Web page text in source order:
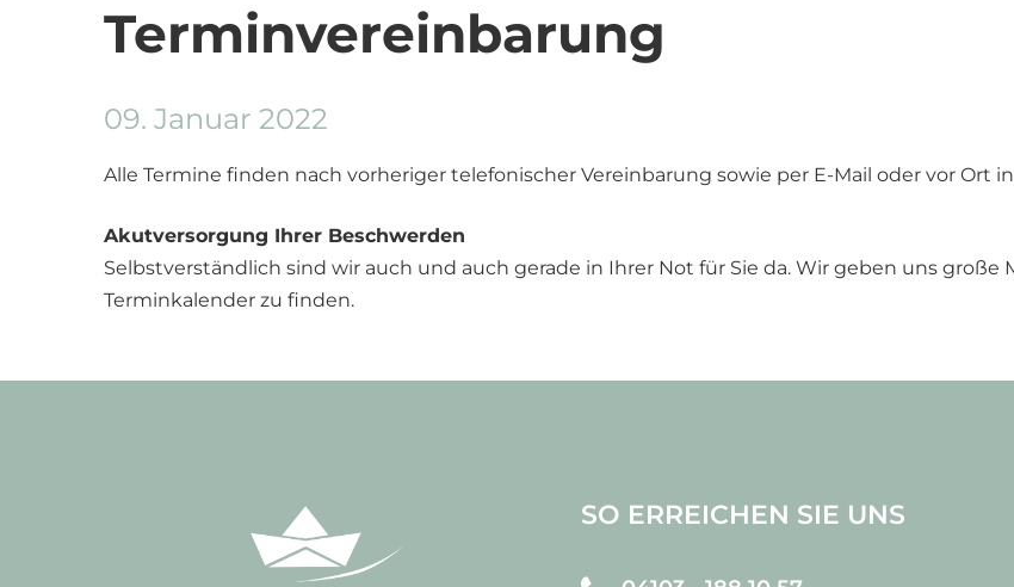
Terminvereinbarung
09. Januar 2022
Alle Termine finden nach vorheriger telefonischer Vereinbarung sowie per E-Mail oder vor Ort
Akutversorgung Ihrer Beschwerden
Selbstverständlich sind wir auch und auch gerade in Ihrer Not für Sie da. Wir geben uns
Terminkalender zu finden.
SO ERREICHEN SIE UNS